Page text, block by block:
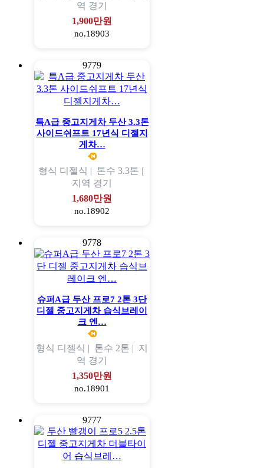
역 경기
1,900만원
no.18903
9779
특A급 중고지게차 두산 3.3톤
사이드쉬프트 17년식 디젤지
게차…
형식 디젤식 | 톤수 3.3톤 |
지역 경기
1,680만원
no.18902
9778
슈퍼A급 두산 프로7 2톤 3단
디젤 중고지게차 습식브레이
크 엔…
형식 디젤식 | 톤수 2톤 | 지
역 경기
1,350만원
no.18901
9777